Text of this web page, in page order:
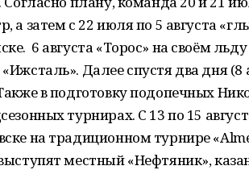
а затем с 22 июля по 5 августа
6 августа «Торос» на своём
Далее спустя два дня (8
в подготовку подопечных
турнирах. С 13 по 15
на традиционном турнире
местный «Нефтяник»,